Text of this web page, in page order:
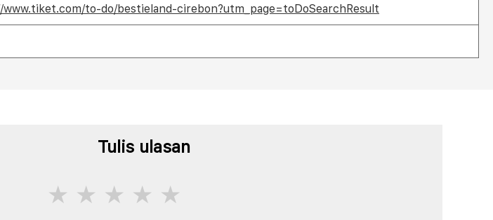
to-do/bestieland-cirebon?utm_page=toDoSearchResult
Tulis ulasan